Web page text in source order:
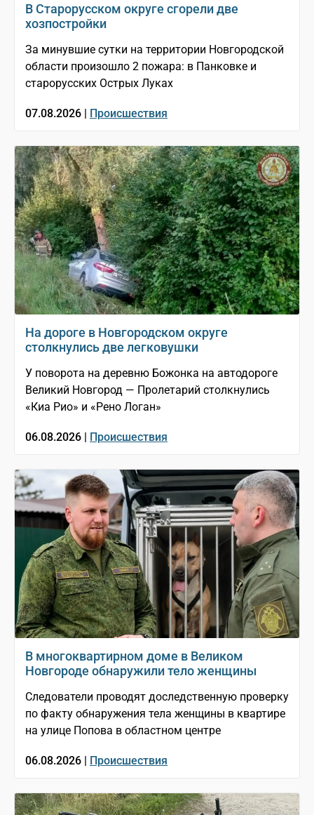
В Старорусском округе сгорели две
хозпостройки
За минувшие сутки на территории Новгородской
области произошло 2 пожара: в Панковке и
старорусских Острых Луках
07.08.2026 | Происшествия
На дороге в Новгородском округе
столкнулись две легковушки
У поворота на деревню Божонка на автодороге
Великий Новгород — Пролетарий столкнулись
«Киа Рио» и «Рено Логан»
06.08.2026 | Происшествия
В многоквартирном доме в Великом
Новгороде обнаружили тело женщины
Следователи проводят доследственную проверку
по факту обнаружения тела женщины в квартире
на улице Попова в областном центре
06.08.2026 | Происшествия